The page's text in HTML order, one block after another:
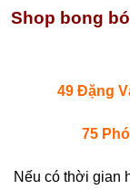
Shop bong
49 Đặng
75
Nếu có thời gian